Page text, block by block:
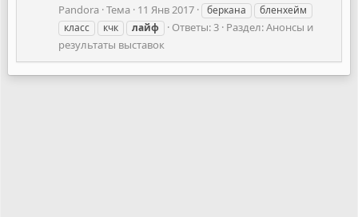
Pandora Тема 11 Янв 2017 беркана
бленхейм
класс
кчк лайф Ответы: 3 Раздел:Анонсы и
результаты выставок